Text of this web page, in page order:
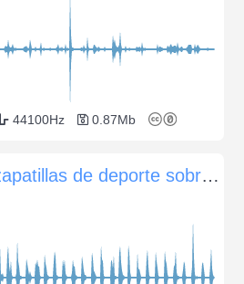
44100Hz 0.87Mb
Caminando en zapatillas de deporte sobre un terraplén de grava